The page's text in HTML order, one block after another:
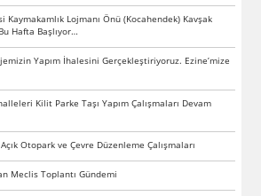
Kaymakamlık Lojmanı Önü (Kocahendek) Kavşak
Hafta Başlıyor…
Yapım İhalesini Gerçekleştiriyoruz. Ezine’mize
Kilit Parke Taşı Yapım Çalışmaları Devam
Otopark ve Çevre Düzenleme Çalışmaları
Meclis Toplantı Gündemi